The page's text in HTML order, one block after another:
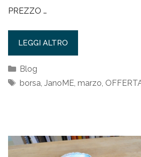
PREZZO …
LEGGI ALTRO
Categorie
Blog
Tag
borsa JanoME, marzo